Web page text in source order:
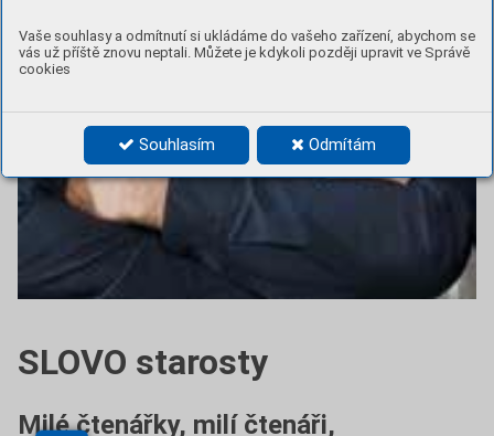
Vaše souhlasy a odmítnutí si ukládáme do vašeho zařízení, abychom se
vás už příště znovu neptali. Můžete je kdykoli později upravit ve Správě
cookies
Souhlasím Odmítám
SLOVO starosty
Milé čtenářky, milí čtenáři,